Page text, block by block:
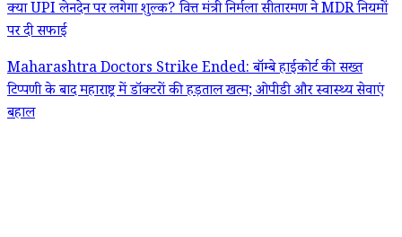
क्या UPI लेनदेन पर लगेगा शुल्क? वित्त मंत्री निर्मला सीतारमण ने MDR नियमों
पर दी सफाई
Maharashtra Doctors Strike Ended: बॉम्बे हाईकोर्ट की सख्त
टिप्पणी के बाद महाराष्ट्र में डॉक्टरों की हड़ताल खत्म; ओपीडी और स्वास्थ्य सेवाएं
बहाल